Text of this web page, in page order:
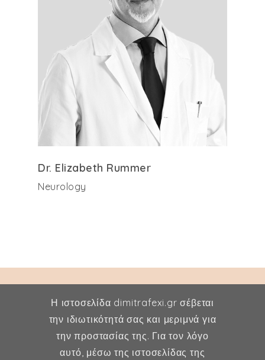
Dr. Elizabeth Rummer
Neurology
Δήμητρα Φέξη
Η ιστοσελίδα dimitrafexi.gr σέβεται
την ιδιωτικότητά σας και μεριμνά για
την προστασίας της. Για τον λόγο
αυτό, μέσω της ιστοσελίδας της